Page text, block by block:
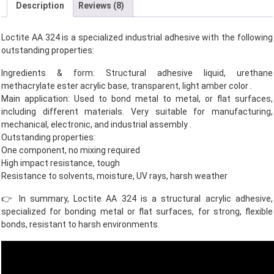
customer
ratings
Description Reviews (8)
Loctite AA 324 is a specialized industrial adhesive with the following
outstanding properties:
Ingredients & form: Structural adhesive liquid, urethane
methacrylate ester acrylic base, transparent, light amber color .
Main application: Used to bond metal to metal, or flat surfaces,
including different materials. Very suitable for manufacturing,
mechanical, electronic, and industrial assembly .
Outstanding properties:
One component, no mixing required
High impact resistance, tough
Resistance to solvents, moisture, UV rays, harsh weather
👉 In summary, Loctite AA 324 is a structural acrylic adhesive,
specialized for bonding metal or flat surfaces, for strong, flexible
bonds, resistant to harsh environments.